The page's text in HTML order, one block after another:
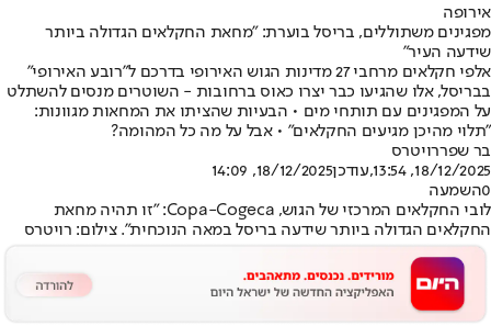
אירופה
מפגינים משתוללים, בריסל בוערת: "מחאת החקלאים הגדולה ביותר
שידעה העיר"
אלפי חקלאים מרחבי 27 מדינות הגוש האירופי בדרכם ל"רובע האירופי"
בבריסל, אלו שהגיעו כבר יצרו כאוס ברחובות - השוטרים מנסים להשתלט
על המפגינים עם תותחי מים • הבעיות שהציתו את המחאות מגוונות:
"תלוי מהיכן מגיעים החקלאים" • אבל על מה כל המהומה?
בר שפררויטרס
18/12/2025, 13:54
,עודכן18/12/2025, 14:09
0השמעה
לובי החקלאים המרכזי של הגוש, Copa-Cogeca: "זו תהיה מחאת
החקלאים הגדולה ביותר שידעה בריסל במאה הנוכחית". צילום: רויטרס